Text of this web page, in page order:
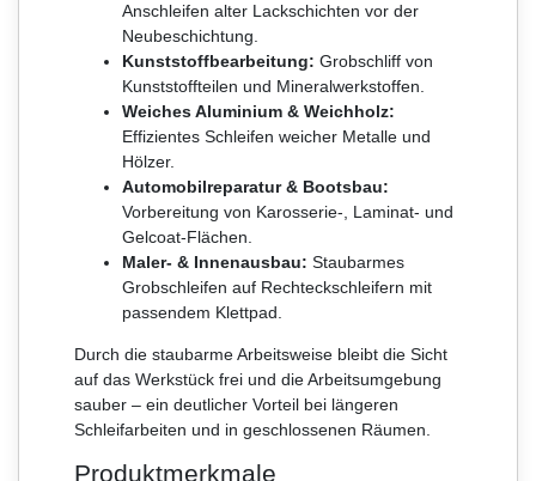
Anschleifen alter Lackschichten vor der
Neubeschichtung.
Kunststoffbearbeitung: Grobschliff von
Kunststoffteilen und Mineralwerkstoffen.
Weiches Aluminium & Weichholz:
Effizientes Schleifen weicher Metalle und
Hölzer.
Automobilreparatur & Bootsbau:
Vorbereitung von Karosserie-, Laminat- und
Gelcoat-Flächen.
Maler- & Innenausbau: Staubarmes
Grobschleifen auf Rechteckschleifern mit
passendem Klettpad.
Durch die staubarme Arbeitsweise bleibt die Sicht
auf das Werkstück frei und die Arbeitsumgebung
sauber – ein deutlicher Vorteil bei längeren
Schleifarbeiten und in geschlossenen Räumen.
Produktmerkmale